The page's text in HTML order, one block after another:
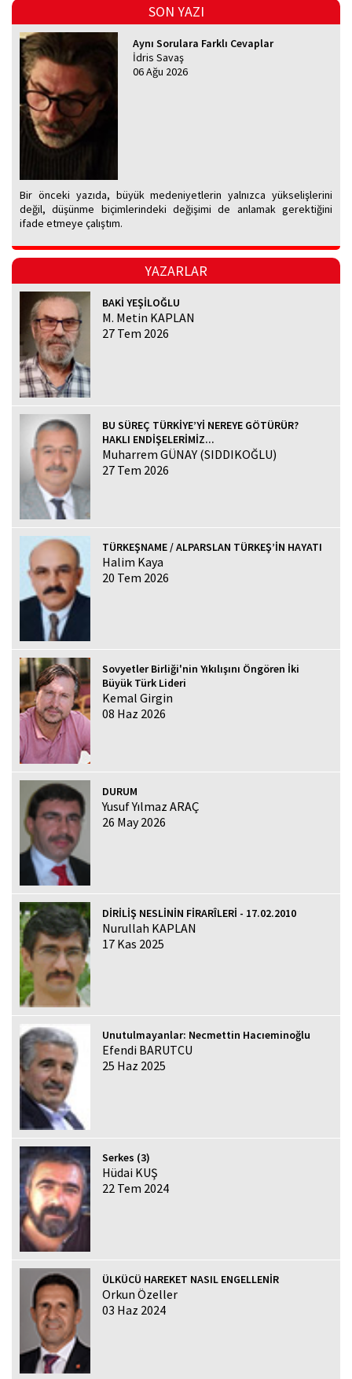
SON YAZI
Aynı Sorulara Farklı Cevaplar
İdris Savaş
06 Ağu 2026
Bir önceki yazıda, büyük medeniyetlerin yalnızca yükselişlerini
değil, düşünme biçimlerindeki değişimi de anlamak gerektiğini
ifade etmeye çalıştım.
YAZARLAR
BAKİ YEŞİLOĞLU
M. Metin KAPLAN
27 Tem 2026
BU SÜREÇ TÜRKİYE’Yİ NEREYE GÖTÜRÜR?
HAKLI ENDİŞELERİMİZ...
Muharrem GÜNAY (SIDDIKOĞLU)
27 Tem 2026
TÜRKEŞNAME / ALPARSLAN TÜRKEŞ’İN HAYATI
Halim Kaya
20 Tem 2026
Sovyetler Birliği'nin Yıkılışını Öngören İki
Büyük Türk Lideri
Kemal Girgin
08 Haz 2026
DURUM
Yusuf Yılmaz ARAÇ
26 May 2026
DİRİLİŞ NESLİNİN FİRARÎLERİ - 17.02.2010
Nurullah KAPLAN
17 Kas 2025
Unutulmayanlar: Necmettin Hacıeminoğlu
Efendi BARUTCU
25 Haz 2025
Serkes (3)
Hüdai KUŞ
22 Tem 2024
ÜLKÜCÜ HAREKET NASIL ENGELLENİR
Orkun Özeller
03 Haz 2024